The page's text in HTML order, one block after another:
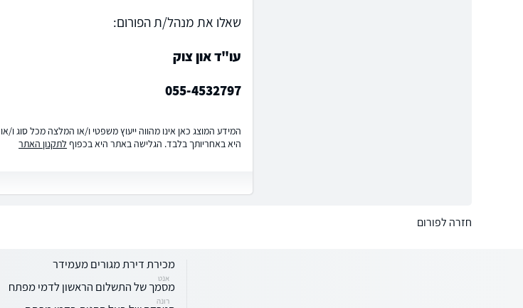
שאלו את מנהל/ת הפורום:
עו"ד און צוק
055-4532797
המידע המוצג כאן אינו מהווה ייעוץ משפטי ו/או המלצה מכל סוג
היא באחריותך בלבד. הגלישה באתר היא בכפוף לתקנון האתר
חזרה לפורום
מכירת דירת מגורים מעמידר
אנט
מסמך של התשלום הראשון לדמי מפתח
רונה